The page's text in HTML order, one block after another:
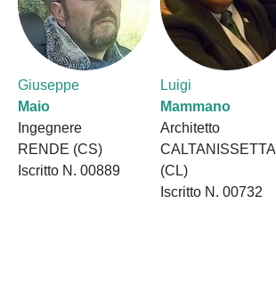
Giuseppe
Maio
Ingegnere
RENDE (CS)
Iscritto N. 00889
Luigi
Mammano
Architetto
CALTANISSETTA
(CL)
Iscritto N. 00732